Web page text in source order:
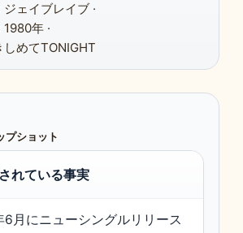
ジェイブレイブ ·
1980年 ·
しめてTONIGHT
プショット
れている事実
6月にニューシングルリリース